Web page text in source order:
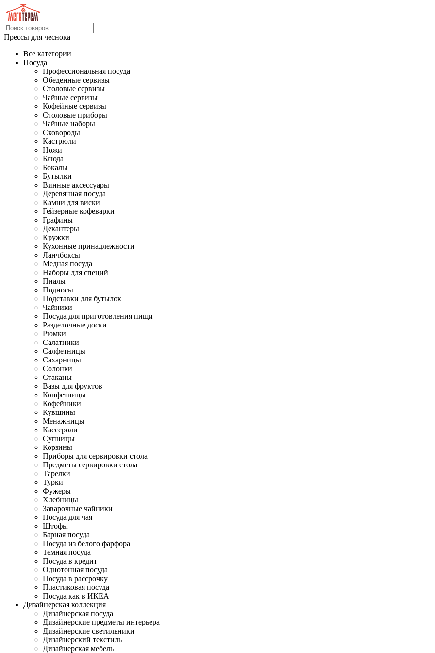
Прессы для чеснока
Все категории
Посуда
Профессиональная посуда
Обеденные сервизы
Столовые сервизы
Чайные сервизы
Кофейные сервизы
Столовые приборы
Чайные наборы
Сковороды
Кастрюли
Ножи
Блюда
Бокалы
Бутылки
Винные аксессуары
Деревянная посуда
Камни для виски
Гейзерные кофеварки
Графины
Декантеры
Кружки
Кухонные принадлежности
Ланчбоксы
Медная посуда
Наборы для специй
Пиалы
Подносы
Подставки для бутылок
Чайники
Посуда для приготовления пищи
Разделочные доски
Рюмки
Салатники
Салфетницы
Сахарницы
Солонки
Стаканы
Вазы для фруктов
Конфетницы
Кофейники
Кувшины
Менажницы
Кассероли
Супницы
Корзины
Приборы для сервировки стола
Предметы сервировки стола
Тарелки
Турки
Фужеры
Хлебницы
Заварочные чайники
Посуда для чая
Штофы
Барная посуда
Посуда из белого фарфора
Темная посуда
Посуда в кредит
Однотонная посуда
Посуда в рассрочку
Пластиковая посуда
Посуда как в ИКЕА
Дизайнерская коллекция
Дизайнерская посуда
Дизайнерские предметы интерьера
Дизайнерские светильники
Дизайнерский текстиль
Дизайнерская мебель